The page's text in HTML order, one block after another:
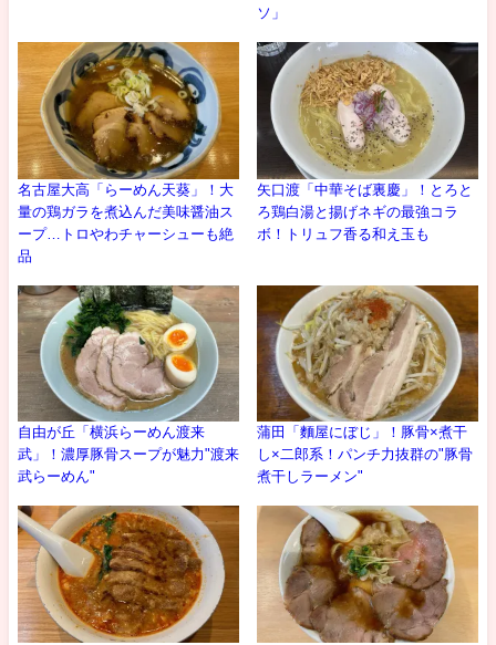
ソ」
名古屋大高「らーめん天葵」！大
量の鶏ガラを煮込んだ美味醤油ス
ープ…トロやわチャーシューも絶
品
矢口渡「中華そば裏慶」！とろと
ろ鶏白湯と揚げネギの最強コラ
ボ！トリュフ香る和え玉も
自由が丘「横浜らーめん渡来
武」！濃厚豚骨スープが魅力"渡来
武らーめん"
蒲田「麵屋にぼじ」！豚骨×煮干
し×二郎系！パンチ力抜群の"豚骨
煮干しラーメン"